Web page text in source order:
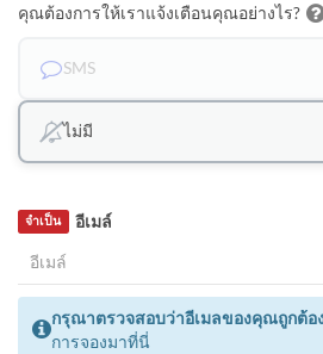
คุณต้องการให้เราแจ้งเตือนคุณอย่างไร?
SMS
ไม่มี
อีเมล์
จำเป็น
กรุณาตรวจสอบว่าอีเมลของคุณถูกต้อ
การจองมาที่นี่